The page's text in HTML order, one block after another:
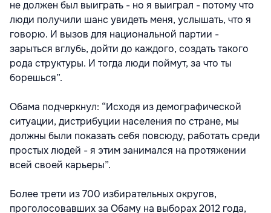
не должен был выиграть - но я выиграл - потому что
люди получили шанс увидеть меня, услышать, что я
говорю. И вызов для национальной партии -
зарыться вглубь, дойти до каждого, создать такого
рода структуры. И тогда люди поймут, за что ты
борешься”.
Обама подчеркнул: “Исходя из демографической
ситуации, дистрибуции населения по стране, мы
должны были показать себя повсюду, работать среди
простых людей - я этим занимался на протяжении
всей своей карьеры”.
Более трети из 700 избирательных округов,
проголосовавших за Обаму на выборах 2012 года,